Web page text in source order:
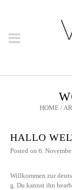
HOME /
HALLO
Posted on 6.
Willkommen zur
g. Du kannst ihn